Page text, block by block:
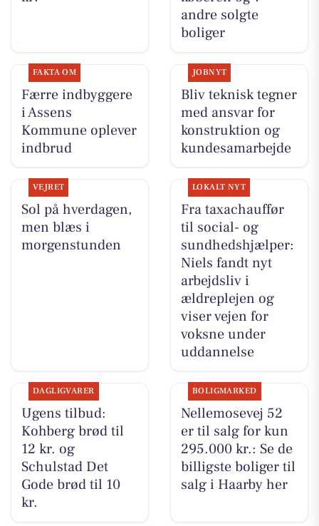
andre solgte
boliger
FAKTA OM
Færre indbyggere
i Assens
Kommune oplever
indbrud
JOBNYT
Bliv teknisk tegner
med ansvar for
konstruktion og
kundesamarbejde
VEJRET
Sol på hverdagen,
men blæs i
morgenstunden
LOKALT NYT
Fra taxachauffør
til social- og
sundhedshjælper:
Niels fandt nyt
arbejdsliv i
ældreplejen og
viser vejen for
voksne under
uddannelse
DAGLIGVARER
Ugens tilbud:
Kohberg brød til
12 kr. og
Schulstad Det
Gode brød til 10
kr.
BOLIGMARKED
Nellemosevej 52
er til salg for kun
295.000 kr.: Se de
billigste boliger til
salg i Haarby her